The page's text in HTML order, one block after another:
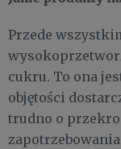
Przede
cukru. To ona
objętości
trudno o